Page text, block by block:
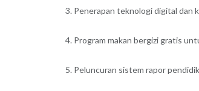
Penerapan teknologi digital dan
Program makan bergizi gratis
Peluncuran sistem rapor